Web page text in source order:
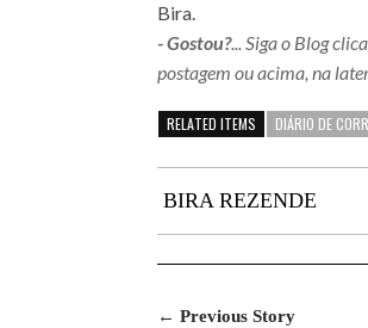
Bira.
- Gostou?... Siga o Blog
postagem ou acima, na
RELATED ITEMS DIÁRIO DE
BIRA REZENDE
← Previous Story